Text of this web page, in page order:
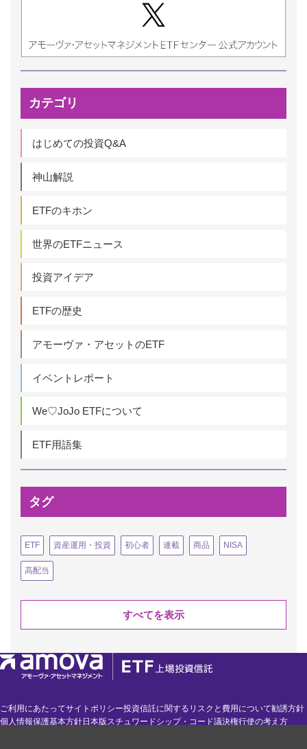
カテゴリ
はじめての投資Q&A
神山解説
ETFのキホン
世界のETFニュース
投資アイデア
ETFの歴史
アモーヴァ・アセットのETF
イベントレポート
We♡JoJo ETFについて
ETF用語集
タグ
ETF 資産運用・投資 初心者 連載 商品 NISA
高配当
すべてを表示
ご利用にあたってサイトポリシー投資信託に関するリスクと費用について勧誘方針
個人情報保護基本方針日本版スチュワードシップ・コード議決権行使の考え方